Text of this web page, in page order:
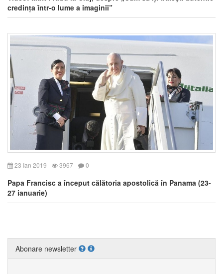
credința într-o lume a imaginii”
23 Ian 2019 3967 0
Papa Francisc a început călătoria apostolică în Panama (23-
27 ianuarie)
Abonare newsletter